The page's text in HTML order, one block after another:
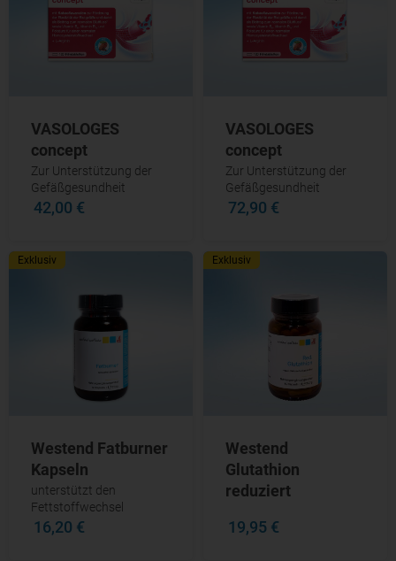
VASOLOGES
concept
Zur Unterstützung der
Gefäßgesundheit
42,00 €
VASOLOGES
concept
Zur Unterstützung der
Gefäßgesundheit
72,90 €
Exklusiv
Westend Fatburner
Kapseln
unterstützt den
Fettstoffwechsel
16,20 €
Exklusiv
Westend
Glutathion
reduziert
19,95 €